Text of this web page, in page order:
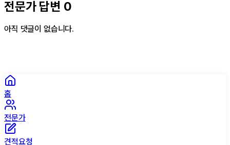
전문가 답변 0
아직 댓글이 없습니다.
홈
전문가
견적요청